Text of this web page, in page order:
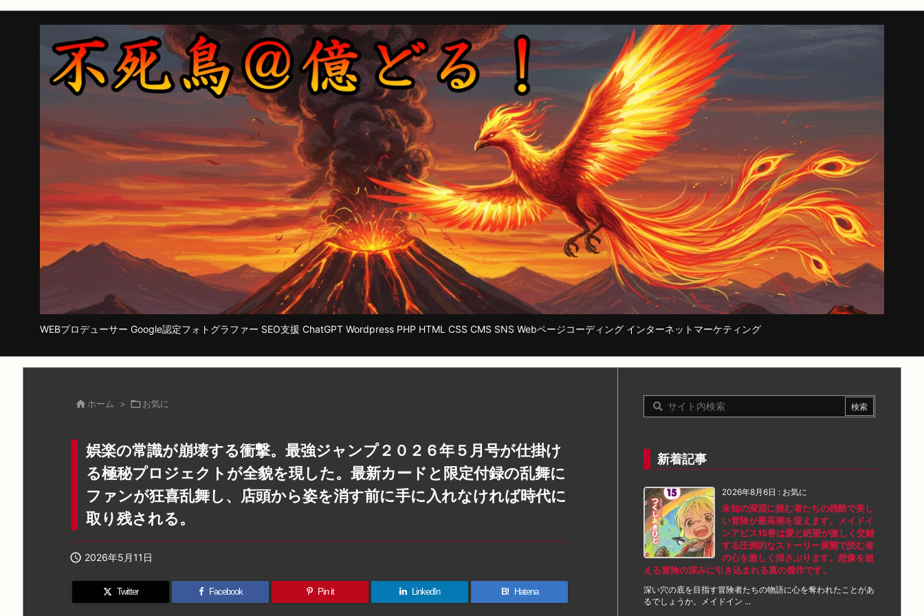
WEBプロデューサー Google認定フォトグラファー SEO支援 ChatGPT Wordpress PHP HTML CSS CMS SNS Webページコーディング インターネットマーケティング
 ホーム > お気に
娯楽の常識が崩壊する衝撃。最強ジャンプ２０２６年５月号が仕掛け
る極秘プロジェクトが全貌を現した。最新カードと限定付録の乱舞に
ファンが狂喜乱舞し、店頭から姿を消す前に手に入れなければ時代に
取り残される。
 2026年5月11日
Twitter Facebook Pin it LinkedIn B! Hatena
新着記事
2026年8月6日 : お気に
未知の深淵に挑む者たちの残酷で美し
い冒険が最高潮を迎えます。メイドイ
ンアビス15巻は愛と絶望が激しく交錯
する圧倒的なストーリー展開で読む者
の心を激しく揺さぶります。想像を超
える冒険の深みに引き込まれる真の傑作です。
深い穴の底を目指す冒険者たちの物語に心を奪われたことがあ
るでしょうか。メイドイン ...